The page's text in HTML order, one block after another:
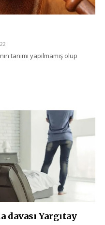
tanımı yapılmamış olup
davası Yargıtay